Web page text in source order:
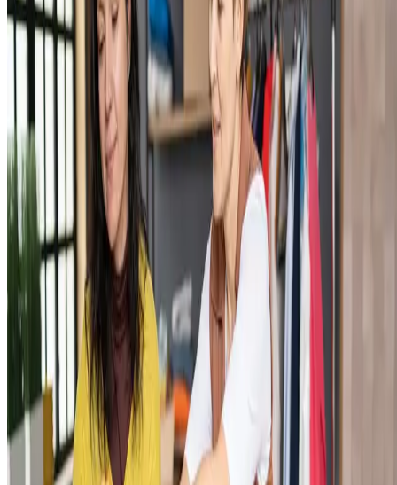
isso exige seguir algumas regras específicas. Essas normas ajudam a
garantir que
o envio seja feito com segurança e dentro dos
regulamentos internacionais.
O processo começa com a definição do mercado para onde você quer
enviar seus produtos. Depois disso, é necessário organizar a
documentação, ajustar os produtos às exigências do país de destino e
escolher a melhor logística para o transporte. Além disso, você
precisará lidar com questões comopagamentos internacionais e
taxas de exportação
Qual a importância da documentação?
A documentação é a base de qualquer processo de exportação. Sem
ela, o envio de mercadorias para outro país simplesmente não
Esses documentos garantem que tudo está dentro da lei, tanto no
Brasil quanto no país de destino
, evitando multas, atrasos e até
mesmo a retenção dos produtos na alfândega.
Ou seja, eles são a prova oficial de que a operação é legítima. Papéis
como a fatura comercial e o conhecimento de embarque informam
detalhes sobre a transação e o transporte das mercadorias, enquanto
certificados de origem podem garantir vantagens, como redução de
impostos em acordos comerciais entre países.
Ter a documentação correta também é importante para a segurança do
pagamento, visto que protege tanto o exportador quanto o comprador,
evitando transtornos. Por isso, organizar esses documentos não é
apenas burocracia: é garantir que tudo ocorra sem problemas do
começo ao fim